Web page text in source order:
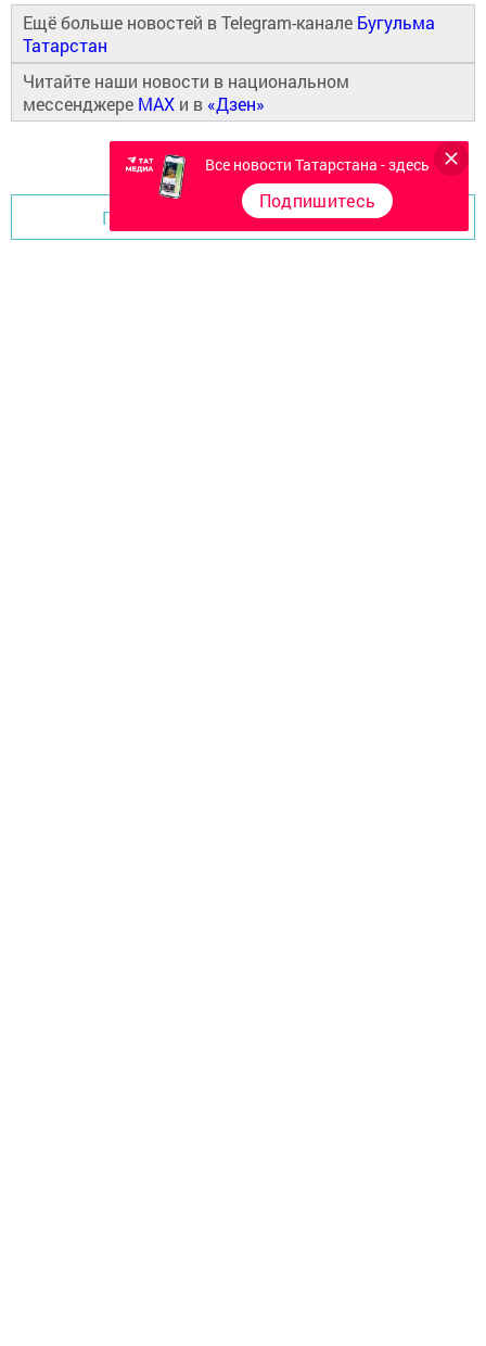
Ещё больше новостей в Telegram-канале Бугульма
Татарстан
Читайте наши новости в национальном
мессенджере MAX и в «Дзен»
Перейти на страницу новости
Все новости Татарстана - здесь
Подпишитесь